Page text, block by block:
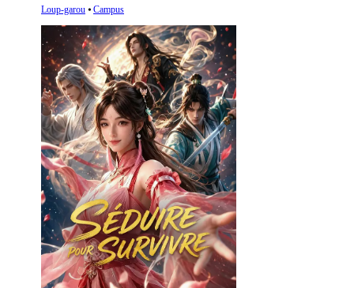
Loup-garou ⦁ Campus